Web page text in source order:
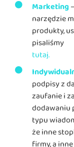
Marketing
narzędzie
produkty,
pisaliśmy
tutaj.
podpisy z
zaufanie i
dodawaniu
typu
że inne
firmy, a